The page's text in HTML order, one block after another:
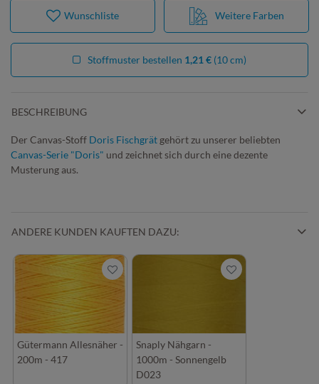
Weitere Farben
Wunschliste
Stoffmuster bestellen 1,21 € (10 cm)
BESCHREIBUNG
Der Canvas-Stoff Doris Fischgrät gehört zu unserer beliebten
Canvas-Serie "Doris" und zeichnet sich durch eine dezente
Musterung aus.
ANDERE KUNDEN KAUFTEN DAZU:
Gütermann Allesnäher -
200m - 417
Snaply Nähgarn -
1000m - Sonnengelb
D023